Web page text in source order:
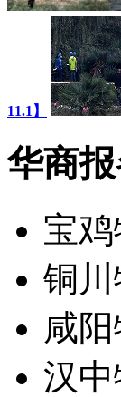
11.1】
华商
宝鸡
铜川
咸阳
汉中